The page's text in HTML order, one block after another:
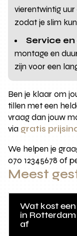
vierentwintig
zodat je slim
Service
montage en
zijn voor een
Ben je klaar om
tillen met een
vraag dan jouw
via gratis
We helpen je
070 12345678 of
Meest
Wat kost
in
af